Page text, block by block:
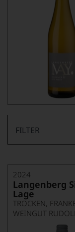
FILTER
2024
Langenberg
Lage
TROCKEN,
WEINGUT